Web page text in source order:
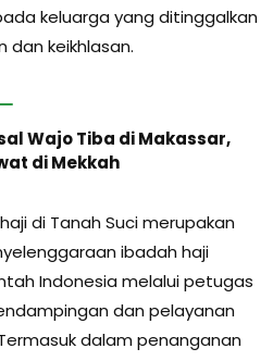
keluarga yang ditinggalkan
dan keikhlasan.
Wajo Tiba di Makassar,
di Mekkah
di Tanah Suci merupakan
ibadah haji
Indonesia melalui petugas
dan pelayanan
dalam penanganan